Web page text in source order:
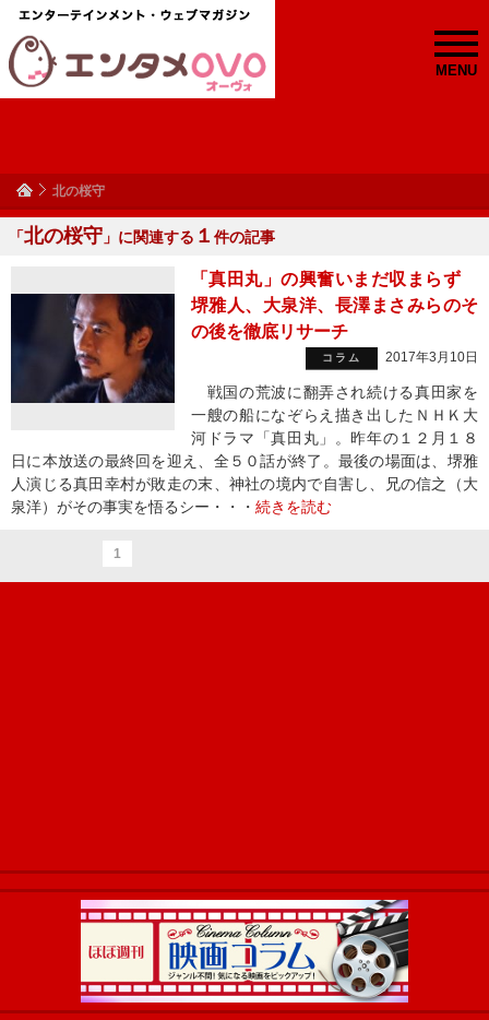
MENU
北の桜守
「北の桜守 」に関連する １ 件の記事
「真田丸」の興奮いまだ収まらず
堺雅人、大泉洋、長澤まさみらのそ
の後を徹底リサーチ
コラム 2017年3月10日
戦国の荒波に翻弄され続ける真田家を
一艘の船になぞらえ描き出したＮＨＫ大
河ドラマ「真田丸」。昨年の１２月１８
日に本放送の最終回を迎え、全５０話が終了。最後の場面は、堺雅
人演じる真田幸村が敗走の末、神社の境内で自害し、兄の信之（大
泉洋）がその事実を悟るシー・・・ 続きを読む
1